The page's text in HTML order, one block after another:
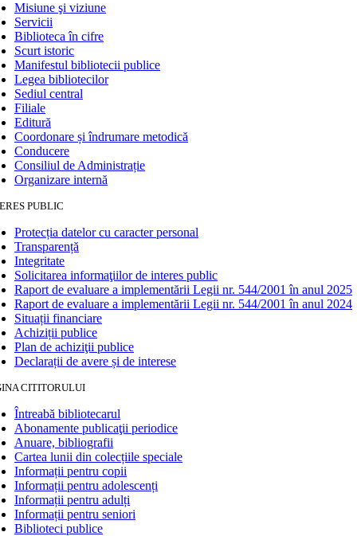
Misiune şi viziune
Servicii
Biblioteca în cifre
Scurt istoric
Manifestul bibliotecii publice
Legea bibliotecilor
Sediul central
Filiale
Editură
Coordonare și îndrumare metodică
Conducere
Consiliul de Administrație
Organizare internă
PUBLIC
Protecția datelor cu caracter personal
Transparență
Integritate
Solicitarea informaţiilor de interes public
Raport de evaluare a implementării Legii nr. 544/2001 în anul 2025
Raport de evaluare a implementării Legii nr. 544/2001 în anul 2024
Situații financiare
Achiziții publice
Plan de achiziţii publice
Declarații de avere și de interese
CITITORULUI
Întreabă bibliotecarul
Abonamente publicaţii periodice
Anuare, bibliografii
Cartea lunii din colecțiile speciale
Informații pentru copii
Informații pentru adolescenți
Informații pentru adulți
Informații pentru seniori
Biblioteci publice